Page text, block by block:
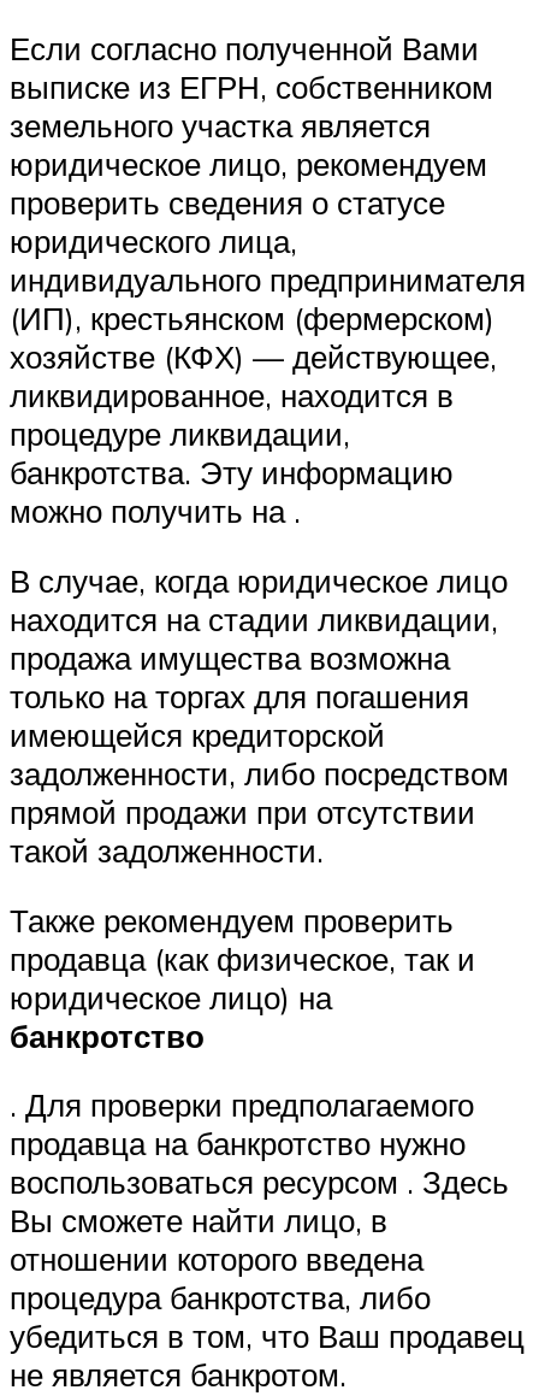
Если согласно полученной Вами
выписке из ЕГРН, собственником
земельного участка является
юридическое лицо, рекомендуем
проверить сведения о статусе
юридического лица,
индивидуального предпринимателя
(ИП), крестьянском (фермерском)
хозяйстве (КФХ) — действующее,
ликвидированное, находится в
процедуре ликвидации,
банкротства. Эту информацию
можно получить на .
В случае, когда юридическое лицо
находится на стадии ликвидации,
продажа имущества возможна
только на торгах для погашения
имеющейся кредиторской
задолженности, либо посредством
прямой продажи при отсутствии
такой задолженности.
Также рекомендуем проверить
продавца (как физическое, так и
юридическое лицо) на
банкротство
. Для проверки предполагаемого
продавца на банкротство нужно
воспользоваться ресурсом . Здесь
Вы сможете найти лицо, в
отношении которого введена
процедура банкротства, либо
убедиться в том, что Ваш продавец
не является банкротом.